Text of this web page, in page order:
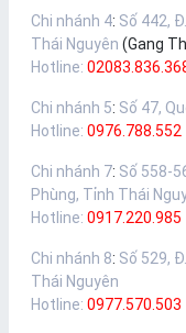
Chi nhánh 4: Số 442,
Thái Nguyên (Gang
Hotline:
Chi nhánh 5: Số 47,
Hotline: 0976.788.552
Chi nhánh 7: Số 558-
Phùng, Tỉnh Thái
Hotline: 0917.220.985
Chi nhánh 8: Số 529,
Thái Nguyên
Hotline: 0977.570.503